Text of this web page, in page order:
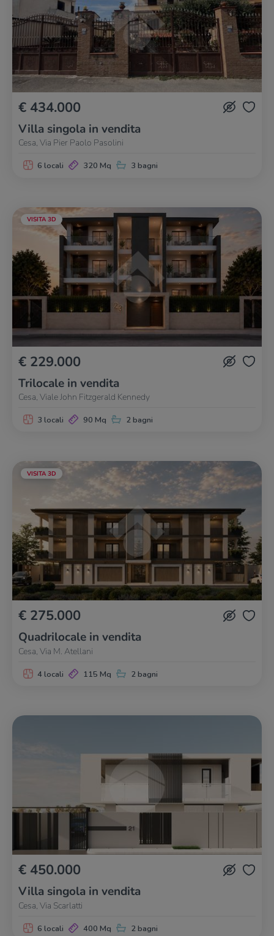
€ 434.000
Villa singola in vendita
Cesa, Via Pier Paolo Pasolini
6 locali 320 Mq 3 bagni
VISITA 3D
€ 229.000
Trilocale in vendita
Cesa, Viale John Fitzgerald Kennedy
3 locali 90 Mq 2 bagni
VISITA 3D
€ 275.000
Quadrilocale in vendita
Cesa, Via M. Atellani
4 locali 115 Mq 2 bagni
€ 450.000
Villa singola in vendita
Cesa, Via Scarlatti
6 locali 400 Mq 2 bagni